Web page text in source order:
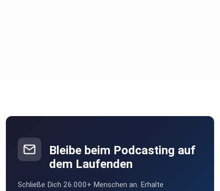
Bleibe beim Podcasting auf
dem Laufenden
Schließe Dich 26.000+ Menschen an. Erhalte